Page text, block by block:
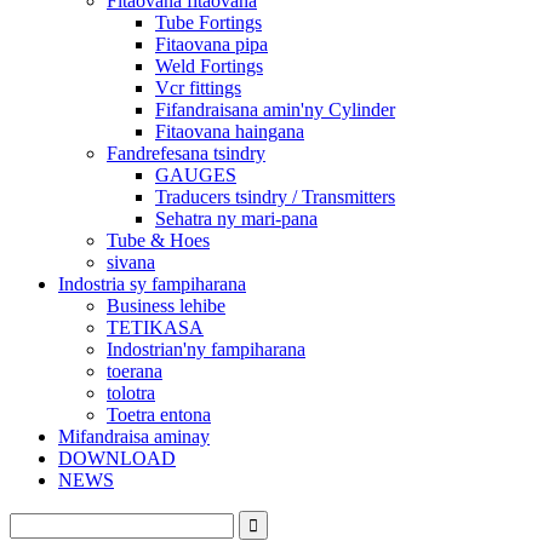
Tube Fortings
Fitaovana pipa
Weld Fortings
Vcr fittings
Fifandraisana amin'ny Cylinder
Fitaovana haingana
Fandrefesana tsindry
GAUGES
Traducers tsindry / Transmitters
Sehatra ny mari-pana
Tube & Hoes
sivana
Indostria sy fampiharana
Business lehibe
TETIKASA
Indostrian'ny fampiharana
toerana
tolotra
Toetra entona
Mifandraisa aminay
DOWNLOAD
NEWS